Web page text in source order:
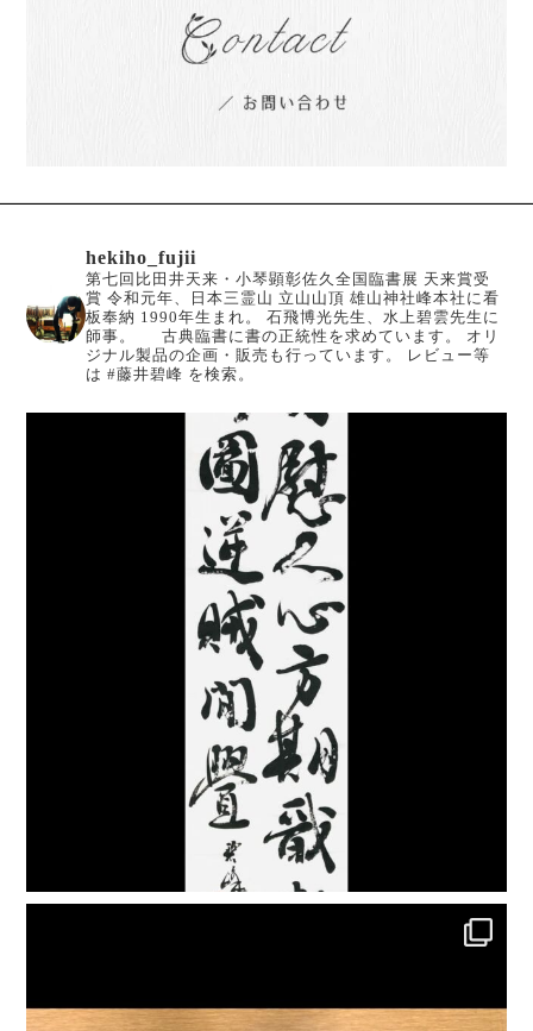
hekiho_fujii
第七回比田井天来・小琴顕彰佐久全国臨書展 天来賞受
賞 令和元年、日本三霊山 立山山頂 雄山神社峰本社に看
板奉納 1990年生まれ。
石飛博光先生、水上碧雲先生に
師事。
古典臨書に書の正統性を求めています。
オリ
ジナル製品の企画・販売も行っています。
レビュー等
は #藤井碧峰 を検索。